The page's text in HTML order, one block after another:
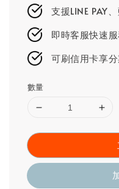
支援LINE PAY
即時客服快速
可刷信用卡享
數量